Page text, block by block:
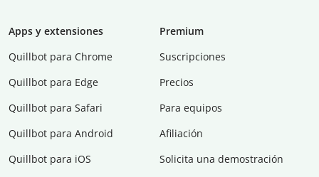
Apps y extensiones
Quillbot para Chrome
Quillbot para Edge
Quillbot para Safari
Quillbot para Android
Quillbot para iOS
Premium
Suscripciones
Precios
Para equipos
Afiliación
Solicita una demostración